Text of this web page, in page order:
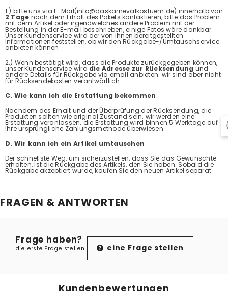
1.) bitte uns via E-Mail(info@daskarnevalkostuem.de) innerhalb von
2 Tage nach dem Erhalt des Pakets kontaktieren, bitte das Problem
mit dem Artikel oder irgendwelches andere Problem mit der
Bestellung in der E-mail beschrieben, einige Fotos wäre dankbar.
Unser Kundenservice wird der von Ihnen bereitgestellten
Informationen feststellen, ob wir den Rückgabe-/Umtauschservice
anbieten können.
2.) Wenn bestätigt wird, dass die Produkte zurückgegeben können,
unser Kundenservice wird die Adresse zur Rücksendung und
andere Details für Rückgabe via email anbieten. wir sind aber nicht
für Rücksendekosten verantwörtlich.
C. Wie kann ich die Erstattung bekommen
Nachdem des Erhalt und der Überprüfung der Rücksendung, die
Produkten sollten wie original Zustand sein. wir werden eine
Erstattung veranlassen. die Erstattung wird binnen 5 Werktage auf
Ihre ursprüngliche Zahlungsmethode überwiesen.
D. Wir kann ich ein Artikel umtauschen
Der schnellste Weg, um sicherzustellen, dass Sie das Gewünschte
erhalten, ist die Rückgabe des Artikels, den Sie haben. Sobald die
Rückgabe akzeptiert wurde, kaufen Sie den neuen Artikel separat.
FRAGEN & ANTWORTEN
Frage haben?
die erste Frage stellen. eine Frage stellen
Kundenbewertungen